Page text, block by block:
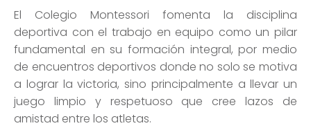
El Colegio Montessori fomenta la disciplina
deportiva con el trabajo en equipo como un pilar
fundamental en su formación integral, por medio
de encuentros deportivos donde no solo se motiva
a lograr la victoria, sino principalmente a llevar un
juego limpio y respetuoso que cree lazos de
amistad entre los atletas.